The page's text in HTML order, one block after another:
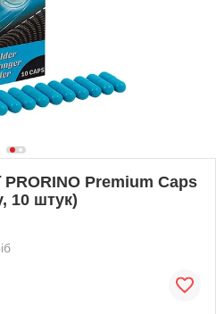
PRORINO Premium Caps
10 штук)